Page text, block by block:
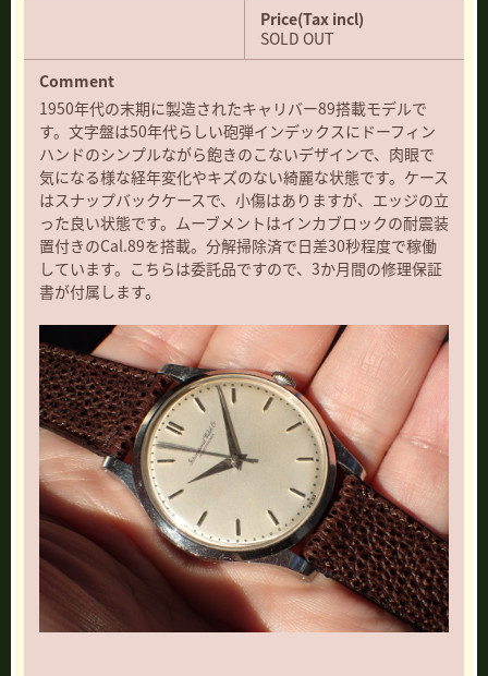
Price(Tax incl)
SOLD OUT
Comment
1950年代の末期に製造されたキャリバー89搭載モデルで
す。文字盤は50年代らしい砲弾インデックスにドーフィン
ハンドのシンプルながら飽きのこないデザインで、肉眼で
気になる様な経年変化やキズのない綺麗な状態です。ケース
はスナップバックケースで、小傷はありますが、エッジの立
った良い状態です。ムーブメントはインカブロックの耐震装
置付きのCal.89を搭載。分解掃除済で日差30秒程度で稼働
しています。こちらは委託品ですので、3か月間の修理保証
書が付属します。